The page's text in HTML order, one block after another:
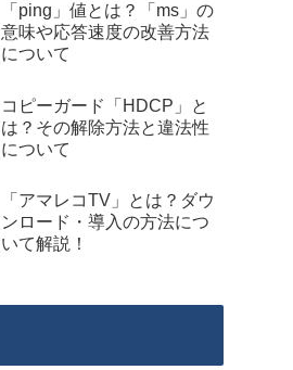
「ping」値とは？「ms」の
意味や応答速度の改善方法
について
コピーガード「HDCP」と
は？その解除方法と違法性
について
「アマレコTV」とは？ダウ
ンロード・導入の方法につ
いて解説！